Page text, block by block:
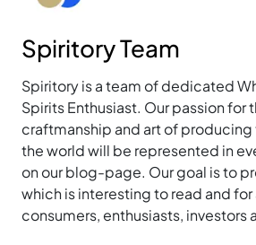
Spiritory Team
Spiritory is a team of dedicated
Spirits Enthusiast. Our passion for
craftmanship and art of producing
the world will be represented in
on our blog-page. Our goal is to
which is interesting to read and
consumers, enthusiasts, investors